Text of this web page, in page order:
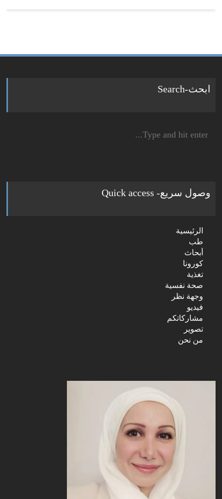
ابحث-Search
for:
وصول سريع- Quick access
الرئيسية
طب
أبحاث
كورونا
تغذية
صحة نفسية
وجهة نظر
فيديو
مشاركاتكم
تصوير
من نحن